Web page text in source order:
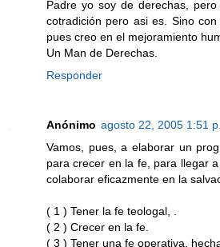
Padre yo soy de derechas,
cotradición pero asi es. Sino
pues creo en el mejoramiento
Un Man de Derechas.
Responder
Anónimo agosto 22, 2005 1:51 p.
Vamos, pues, a elaborar un
para crecer en la fe, para llegar
colaborar eficazmente en la
( 1 ) Tener la fe teologal, .
( 2 ) Crecer en la fe.
( 3 ) Tener una fe operativa,